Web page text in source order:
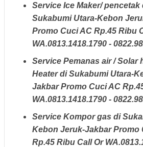
Service Ice Maker/ pencetak
Sukabumi Utara-Kebon
Promo Cuci AC Rp.45 Ribu
WA.0813.1418.1790 -
Service Pemanas air / Solar
Heater di Sukabumi Utara-
Jakbar Promo Cuci AC
WA.0813.1418.1790 -
Service Kompor gas di
Kebon Jeruk-Jakbar Promo
Rp.45 Ribu Call Or